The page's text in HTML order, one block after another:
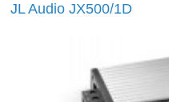
JL Audio JX500/1D